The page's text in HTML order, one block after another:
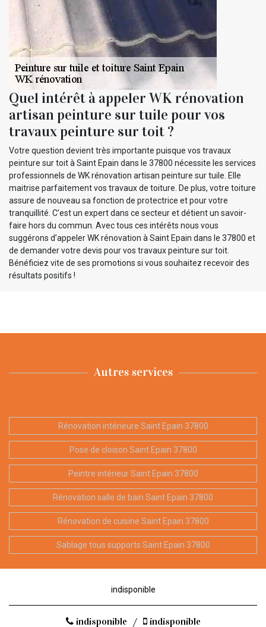
Quel intérêt à appeler WK rénovation
artisan peinture sur tuile pour vos
travaux peinture sur toit ?
Votre question devient très importante puisque vos travaux
peinture sur toit à Saint Epain dans le 37800 nécessite les services
professionnels de WK rénovation artisan peinture sur tuile. Elle
maitrise parfaitement vos travaux de toiture. De plus, votre toiture
assure de nouveau sa fonction de protectrice et pour votre
tranquillité. C’est un expert dans ce secteur et détient un savoir-
faire hors du commun. Avec tous ces intérêts nous vous
suggérons d’appeler WK rénovation à Saint Epain dans le 37800 et
de demander votre devis pour vos travaux peinture sur toit.
Bénéficiez vite de ses promotions si vous souhaitez recevoir des
résultats positifs !
Autres services
Rénovation intérieure Saint Epain 37800
Pose de cloison Saint Epain 37800
Peintre intérieur Saint Epain 37800
Rénovation salle de bain Saint Epain 37800
Rénovation de cuisine Saint Epain 37800
Sablage tous supports Saint Epain 37800
indisponible
indisponible / indisponible